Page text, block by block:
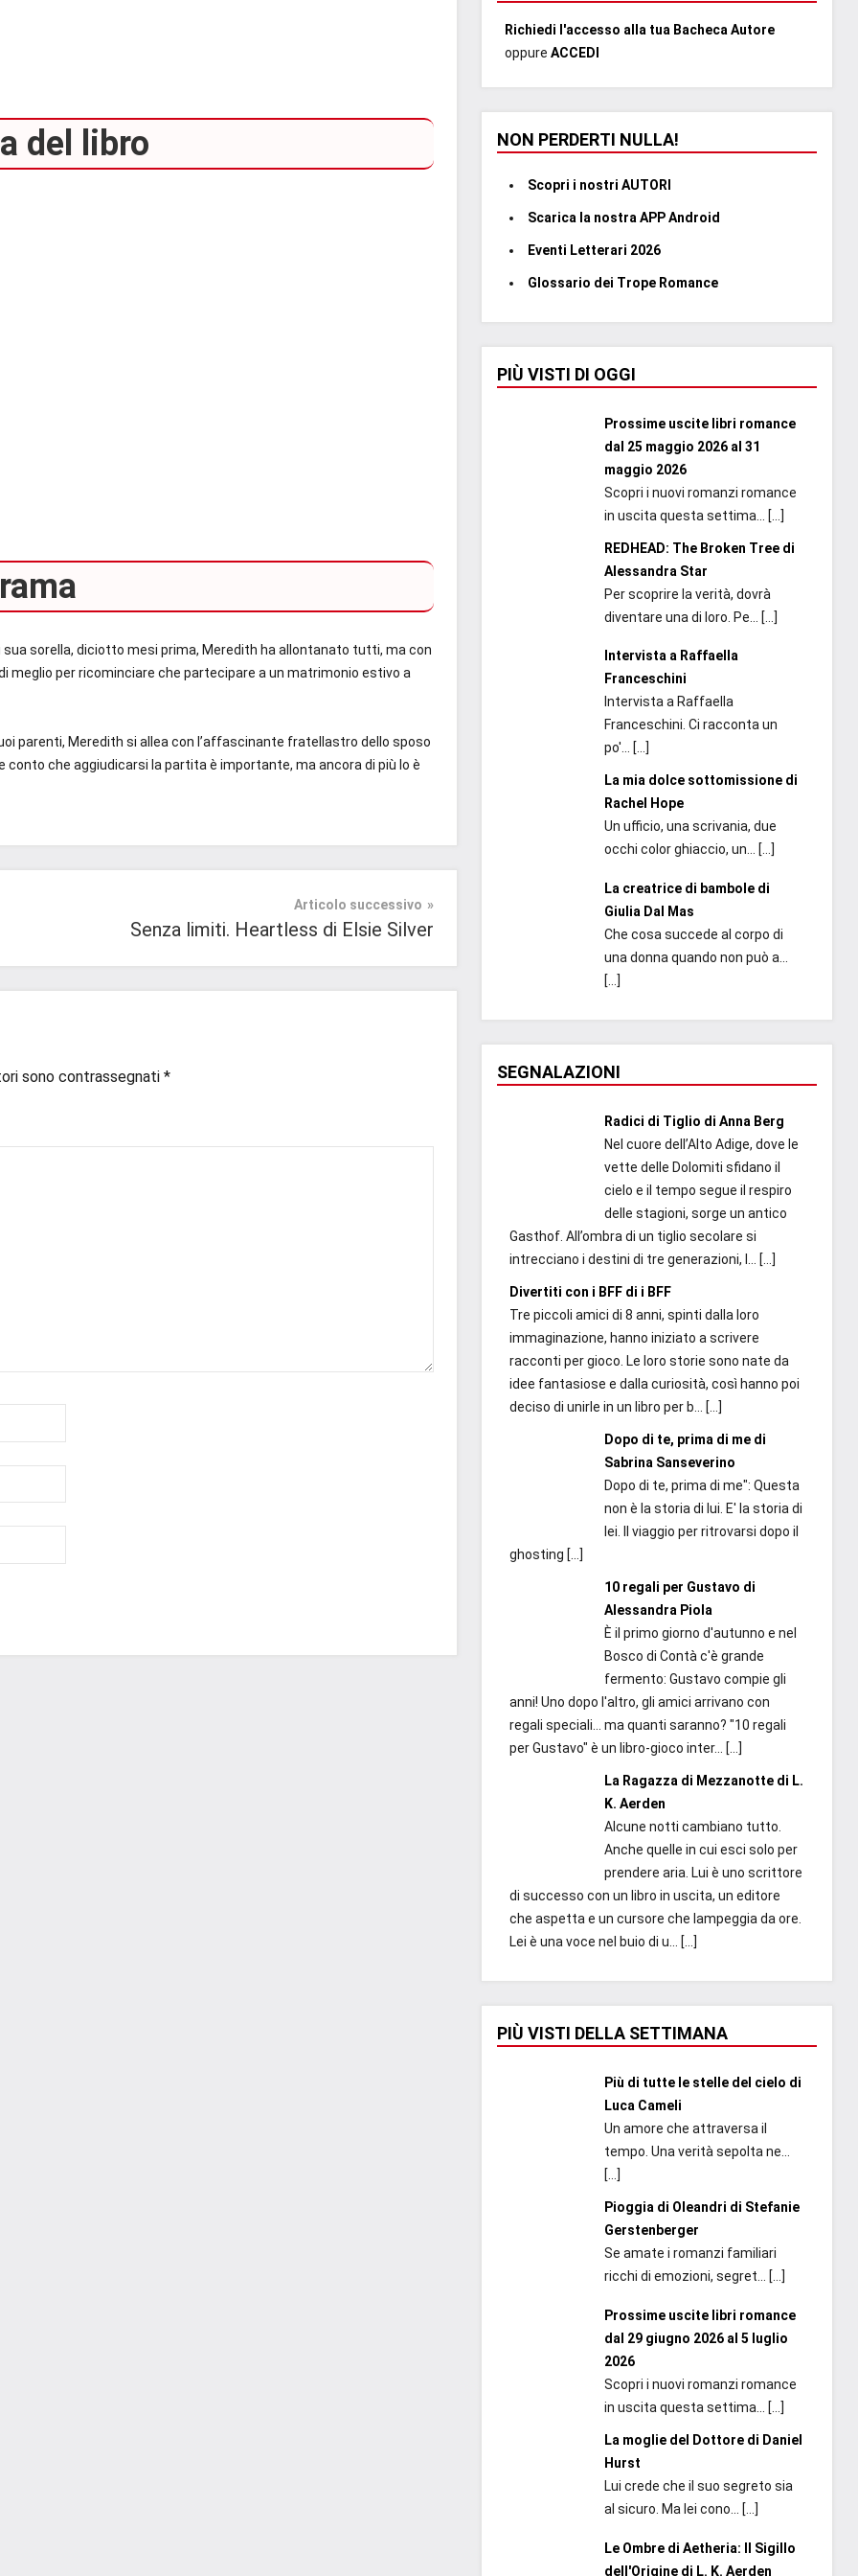
del libro
sua sorella, diciotto mesi prima, Meredith ha allontanato tutti, ma con
meglio per ricominciare che partecipare a un matrimonio estivo a
parenti, Meredith si allea con l’affascinante fratellastro dello sposo
conto che aggiudicarsi la partita è importante, ma ancora di più lo è
Articolo successivo
Senza limiti. Heartless di Elsie Silver
sono contrassegnati *
Richiedi l'accesso alla tua Bacheca Autore
oppure ACCEDI
NON PERDERTI NULLA!
Scopri i nostri AUTORI
Scarica la nostra APP Android
Eventi Letterari 2026
Glossario dei Trope Romance
PIÙ VISTI DI OGGI
Prossime uscite libri romance
dal 25 maggio 2026 al 31
maggio 2026
Scopri i nuovi romanzi romance
in uscita questa settima...
[…]
REDHEAD: The Broken Tree di
Alessandra Star
Per scoprire la verità, dovrà
diventare una di loro. Pe...
[…]
Intervista a Raffaella
Franceschini
Intervista a Raffaella
Franceschini. Ci racconta un
po'... […]
La mia dolce sottomissione di
Rachel Hope
Un ufficio, una scrivania, due
occhi color ghiaccio, un... […]
La creatrice di bambole di
Giulia Dal Mas
Che cosa succede al corpo di
una donna quando non può a...
[…]
SEGNALAZIONI
Radici di Tiglio di Anna Berg
Nel cuore dell’Alto Adige, dove le
vette delle Dolomiti sfidano il
cielo e il tempo segue il respiro
delle stagioni, sorge un antico
Gasthof. All’ombra di un tiglio secolare si
intrecciano i destini di tre generazioni, l...
[…]
Divertiti con i BFF di i BFF
Tre piccoli amici di 8 anni, spinti dalla loro
immaginazione, hanno iniziato a scrivere
racconti per gioco. Le loro storie sono nate da
idee fantasiose e dalla curiosità, così hanno poi
deciso di unirle in un libro per b...
[…]
Dopo di te, prima di me di
Sabrina Sanseverino
Dopo di te, prima di me": Questa
non è la storia di lui. E' la storia di
lei. Il viaggio per ritrovarsi dopo il
ghosting […]
10 regali per Gustavo di
Alessandra Piola
È il primo giorno d'autunno e nel
Bosco di Contà c'è grande
fermento: Gustavo compie gli
anni! Uno dopo l'altro, gli amici arrivano con
regali speciali... ma quanti saranno? "10 regali
per Gustavo" è un libro-gioco inter...
[…]
La Ragazza di Mezzanotte di L.
K. Aerden
Alcune notti cambiano tutto.
Anche quelle in cui esci solo per
prendere aria. Lui è uno scrittore
di successo con un libro in uscita, un editore
che aspetta e un cursore che lampeggia da ore.
Lei è una voce nel buio di u...
[…]
PIÙ VISTI DELLA SETTIMANA
Più di tutte le stelle del cielo di
Luca Cameli
Un amore che attraversa il
tempo. Una verità sepolta ne...
[…]
Pioggia di Oleandri di Stefanie
Gerstenberger
Se amate i romanzi familiari
ricchi di emozioni, segret...
[…]
Prossime uscite libri romance
dal 29 giugno 2026 al 5 luglio
2026
Scopri i nuovi romanzi romance
in uscita questa settima...
[…]
La moglie del Dottore di Daniel
Hurst
Lui crede che il suo segreto sia
al sicuro. Ma lei cono...
[…]
Le Ombre di Aetheria: Il Sigillo
dell'Origine di L. K. Aerden